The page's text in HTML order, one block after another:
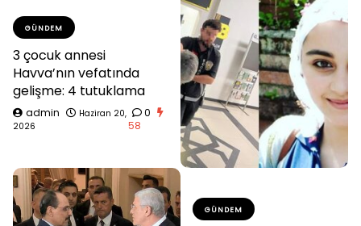
GÜNDEM
3 çocuk annesi
Havva’nın vefatında
gelişme: 4 tutuklama
admin
Haziran 20,
2026
0
58
GÜNDEM